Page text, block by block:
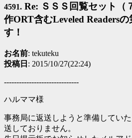
4591. Re: ＳＳＳ回覧セット
作ORT含むLeveled Readers
す！
お名前: tekuteku
投稿日 : 2015/10/27(22:24)
------------------------------
ハルママ様
事務局に返送しようと準備してい
送しておりません。